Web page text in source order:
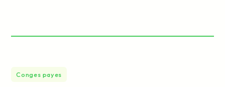
Conges payes